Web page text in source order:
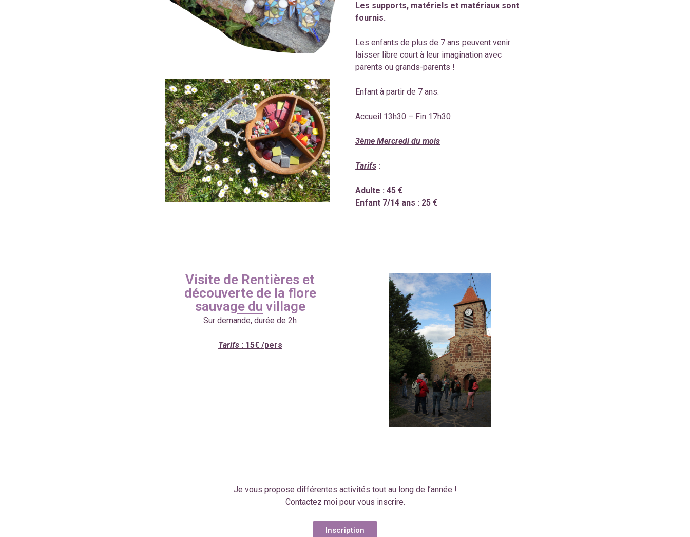
Les supports, matériels et matériaux sont
fournis.
Les enfants de plus de 7 ans peuvent venir
laisser libre court à leur imagination avec
parents ou grands-parents !
Enfant à partir de 7 ans.
Accueil 13h30 – Fin 17h30
3ème Mercredi du mois
Tarifs :
Adulte : 45 €
Enfant 7/14 ans : 25 €
Visite de Rentières et
découverte de la flore
sauvage du village
Sur demande, durée de 2h
Tarifs: 15€ /pers
Je vous propose différentes activités tout au long de l’année !
Contactez moi pour vous inscrire.
Inscription